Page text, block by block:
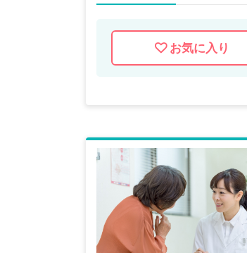
お気に入り